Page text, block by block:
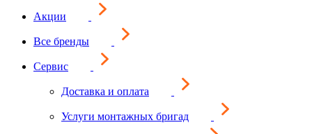
Акции
Все бренды
Сервис
Доставка и оплата
Услуги монтажных бригад